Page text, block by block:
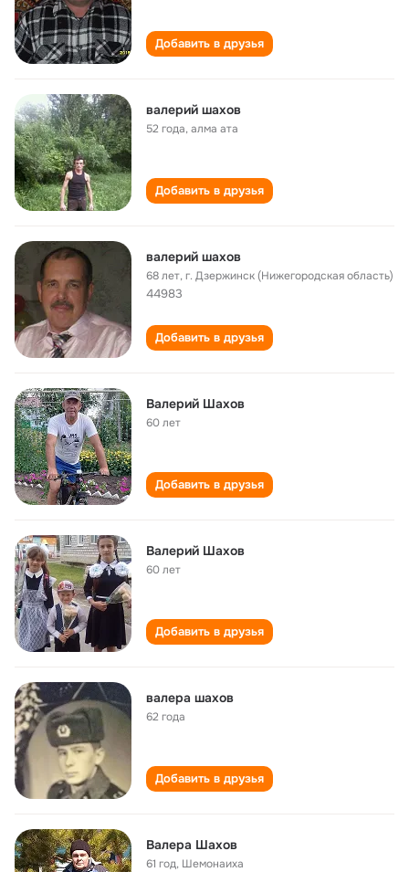
Добавить в друзья
валерий шахов
52 года,алма ата
Добавить в друзья
валерий шахов
68 лет,г. Дзержинск (Нижегородская область)
44983
Добавить в друзья
Валерий Шахов
60 лет
Добавить в друзья
Валерий Шахов
60 лет
Добавить в друзья
валера шахов
62 года
Добавить в друзья
Валера Шахов
61 год, Шемонаиха